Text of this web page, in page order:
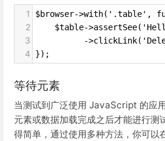
1 $browser->with('.table',
2
$table-
3
-
4 });
等待元素
当测试到广泛使用 JavaScript 的应
元素或数据加载完成之后才能进行测
得简单，通过使用多种方法，你可以